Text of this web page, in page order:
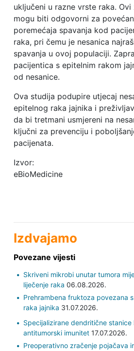
uključeni u razne vrste raka.
mogu biti odgovorni za
poremećaja spavanja kod
raka, pri čemu je nesanica
spavanja u ovoj populaciji.
pacijentica s epitelnim rakom
od nesanice.
Ova studija podupire utjecaj
epitelnog raka jajnika i
da bi tretmani usmjereni na
ključni za prevenciju i
pacijenata.
Izvor:
eBioMedicine
Izdvajamo
Povezane vijesti
Skriveni mikrobi unutar tumora
liječenje raka 06.08.2026.
Prehrambena fruktoza povezana
raka jajnika 31.07.2026.
Specijalizirane dendritične stanice
antitumorski imunitet17.07.2026.
Preoperativno zračenje pojačava